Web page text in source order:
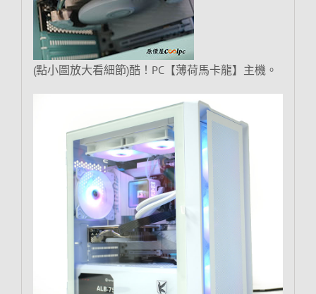
(點小圖放大看細節)酷！PC【薄荷馬卡龍】主機。